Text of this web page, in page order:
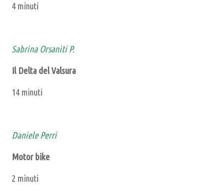
4 minuti
Sabrina Orsaniti P.
Il Delta del Valsura
14 minuti
Daniele Perri
Motor bike
2 minuti